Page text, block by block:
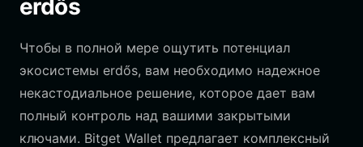
erdős
Чтобы в полной мере ощутить потенциал
экосистемы erdős, вам необходимо надежное
некастодиальное решение, которое дает вам
полный контроль над вашими закрытыми
ключами. Bitget Wallet предлагает комплексный